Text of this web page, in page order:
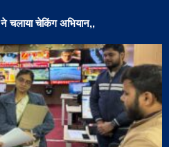
ने चलाया चेकिंग अभियान,,